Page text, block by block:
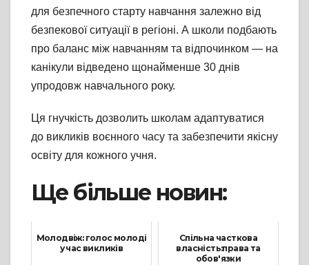
для безпечного старту навчання залежно від
безпекової ситуації в регіоні. А школи подбають
про баланс між навчанням та відпочинком — на
канікули відведено щонайменше 30 днів
упродовж навчального року.
Ця гнучкість дозволить школам адаптуватися
до викликів воєнного часу та забезпечити якісну
освіту для кожного учня.
Ще більше новин:
Молодвіж: голос молоді
у час викликів
Спільна часткова
власність:права та
обов'язки